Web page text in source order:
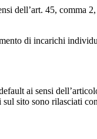
dell’art. 45,
di incarichi
ai sensi
sito sono rilasciati